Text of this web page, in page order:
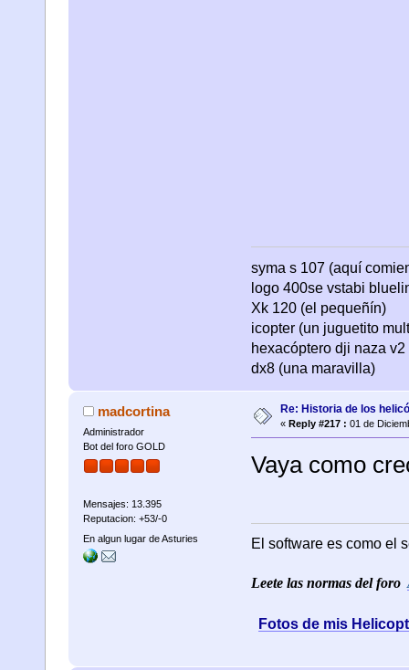
syma s 107 (aquí
logo 400se vstabi
Xk 120 (el pequeñín)
icopter (un juguetito
hexacóptero dji naza
dx8 (una maravilla)
madcortina
Administrador
Bot del foro GOLD
Mensajes: 13.395
Reputacion: +53/-0
En algun lugar de Asturies
Re: Historia de los
« Reply #217 : 01 de
Vaya como
El software es como el
Leete las normas del foro
Fotos de mis